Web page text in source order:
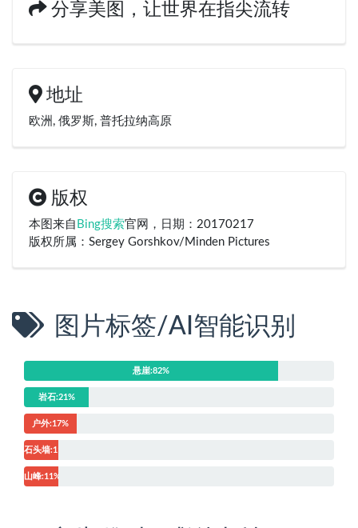
分享美图，让世界在指尖流转
地址
欧洲, 俄罗斯, 普托拉纳高原
版权
本图来自 Bing搜索官网，日期：20170217
版权所属：Sergey Gorshkov/Minden Pictures
图片标签/AI智能识别
悬崖:82%
岩石:21%
户外:17%
石头墙:11%
山峰:11%